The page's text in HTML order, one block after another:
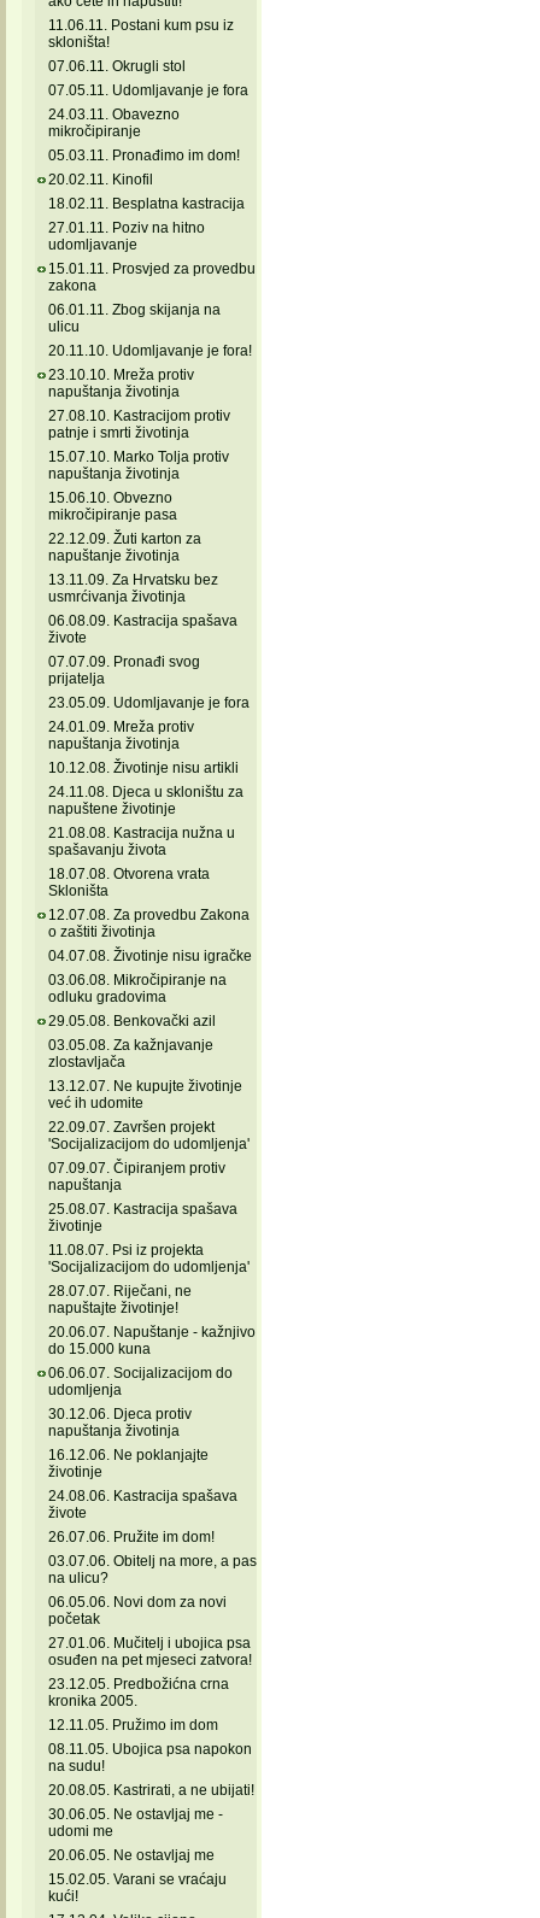
11.06.11. Postani kum psu iz
skloništa!
07.06.11. Okrugli stol
07.05.11. Udomljavanje je fora
24.03.11. Obavezno
mikročipiranje
05.03.11. Pronađimo im dom!
20.02.11. Kinofil
18.02.11. Besplatna kastracija
27.01.11. Poziv na hitno
udomljavanje
15.01.11. Prosvjed za provedbu
zakona
06.01.11. Zbog skijanja na
ulicu
20.11.10. Udomljavanje je fora!
23.10.10. Mreža protiv
napuštanja životinja
27.08.10. Kastracijom protiv
patnje i smrti životinja
15.07.10. Marko Tolja protiv
napuštanja životinja
15.06.10. Obvezno
mikročipiranje pasa
22.12.09. Žuti karton za
napuštanje životinja
13.11.09. Za Hrvatsku bez
usmrćivanja životinja
06.08.09. Kastracija spašava
živote
07.07.09. Pronađi svog
prijatelja
23.05.09. Udomljavanje je fora
24.01.09. Mreža protiv
napuštanja životinja
10.12.08. Životinje nisu artikli
24.11.08. Djeca u skloništu za
napuštene životinje
21.08.08. Kastracija nužna u
spašavanju života
18.07.08. Otvorena vrata
Skloništa
12.07.08. Za provedbu Zakona
o zaštiti životinja
04.07.08. Životinje nisu igračke
03.06.08. Mikročipiranje na
odluku gradovima
29.05.08. Benkovački azil
03.05.08. Za kažnjavanje
zlostavljača
13.12.07. Ne kupujte životinje
već ih udomite
22.09.07. Završen projekt
'Socijalizacijom do udomljenja'
07.09.07. Čipiranjem protiv
napuštanja
25.08.07. Kastracija spašava
životinje
11.08.07. Psi iz projekta
'Socijalizacijom do udomljenja'
28.07.07. Riječani, ne
napuštajte životinje!
20.06.07. Napuštanje - kažnjivo
do 15.000 kuna
06.06.07. Socijalizacijom do
udomljenja
30.12.06. Djeca protiv
napuštanja životinja
16.12.06. Ne poklanjajte
životinje
24.08.06. Kastracija spašava
živote
26.07.06. Pružite im dom!
03.07.06. Obitelj na more, a pas
na ulicu?
06.05.06. Novi dom za novi
početak
27.01.06. Mučitelj i ubojica psa
osuđen na pet mjeseci zatvora!
23.12.05. Predbožićna crna
kronika 2005.
12.11.05. Pružimo im dom
08.11.05. Ubojica psa napokon
na sudu!
20.08.05. Kastrirati, a ne ubijati!
30.06.05. Ne ostavljaj me -
udomi me
20.06.05. Ne ostavljaj me
15.02.05. Varani se vraćaju
kući!